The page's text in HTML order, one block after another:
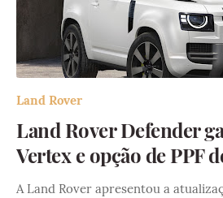
Land Rover
Land Rover Defender
Vertex e opção de PPF
A Land Rover apresentou a